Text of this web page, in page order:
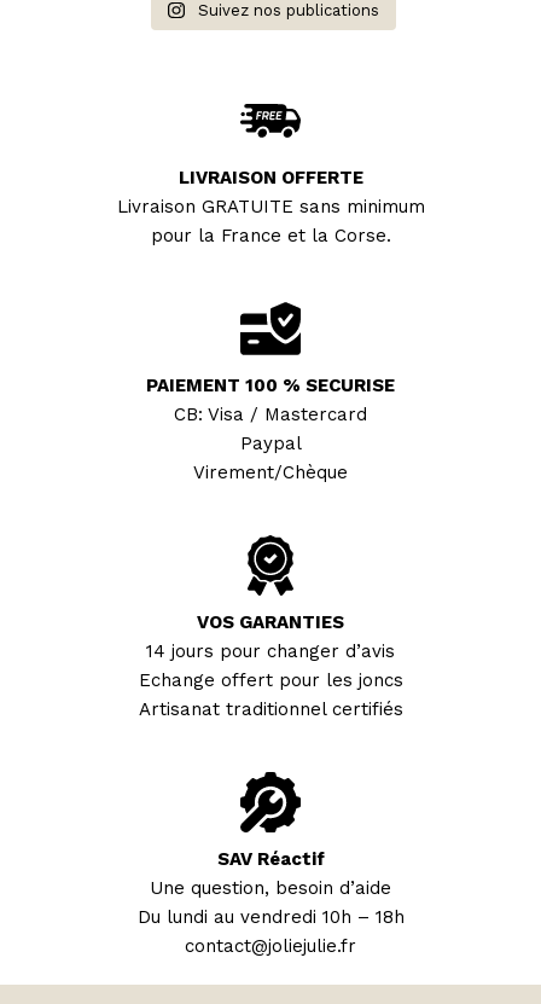
Suivez nos publications
LIVRAISON OFFERTE
Livraison GRATUITE sans minimum
pour la France et la Corse.
PAIEMENT 100 % SECURISE
CB: Visa / Mastercard
Paypal
Virement/Chèque
VOS GARANTIES
14 jours pour changer d’avis
Echange offert pour les joncs
Artisanat traditionnel certifiés
SAV Réactif
Une question, besoin d’aide
Du lundi au vendredi 10h – 18h
contact@joliejulie.fr